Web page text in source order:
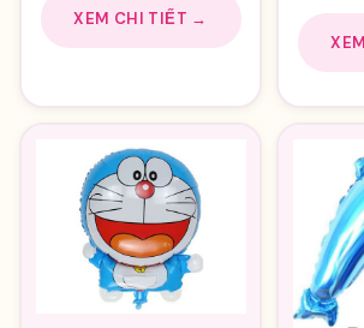
XEM CHI TIẾT →